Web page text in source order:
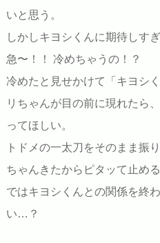
いと思う。
しかしキヨシくんに期待しす
急〜！！ 冷めちゃうの！？
冷めたと見せかけて「キヨシ
リちゃんが目の前に現れたら
ってほしい。
トドメの一太刀をそのまま振
ちゃんきたからピタッて止め
ではキヨシくんとの関係を終
い…？